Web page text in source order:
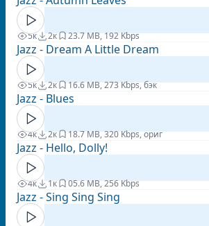
5к 2к 23.7 MB, 192 Kbps
Jazz - Dream A Little Dream
5к 2к 16.6 MB, 273 Kbps, бэк
Jazz - Blues
4к 2к 18.7 MB, 320 Kbps, ориг
Jazz - Hello, Dolly!
4к 1к 05.6 MB, 256 Kbps
Jazz - Sing Sing Sing